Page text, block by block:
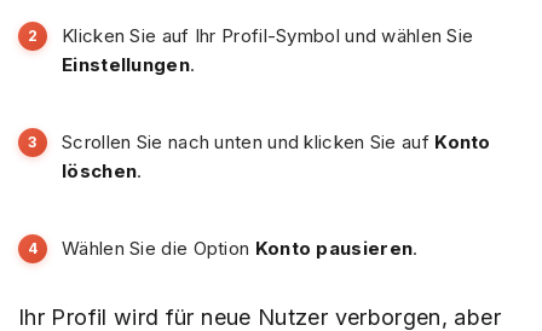
Klicken Sie auf Ihr Profil-Symbol und wählen Sie
Einstellungen.
Scrollen Sie nach unten und klicken Sie auf Konto
löschen.
Wählen Sie die Option Konto pausieren.
Ihr Profil wird für neue Nutzer verborgen, aber